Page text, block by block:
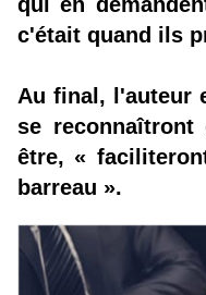
c'était quand ils
Au final, l'auteur
se
être, «
barreau ».